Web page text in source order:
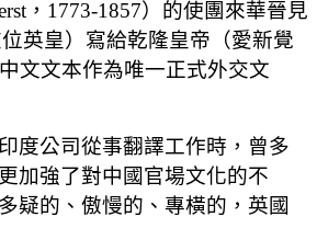
，1773-1857）的使團來華晉見
英皇）寫給乾隆皇帝（愛新覺
文文本作為唯一正式外交文
度公司從事翻譯工作時，曾多
加強了對中國官場文化的不
疑的、傲慢的、專橫的，英國